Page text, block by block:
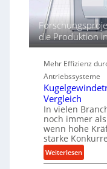
d
i
e
e
r
f
o
r
m
a
n
c
die Produktion
Mehr Effizienz
Antriebssysteme
Vergleich
In vielen
noch immer
wenn hohe
starke
Weiterlesen:
K